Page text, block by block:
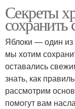
Секреты
сохранить
Яблоки — один
мы хотим
оставались
знать, как
рассмотрим
помогут вам